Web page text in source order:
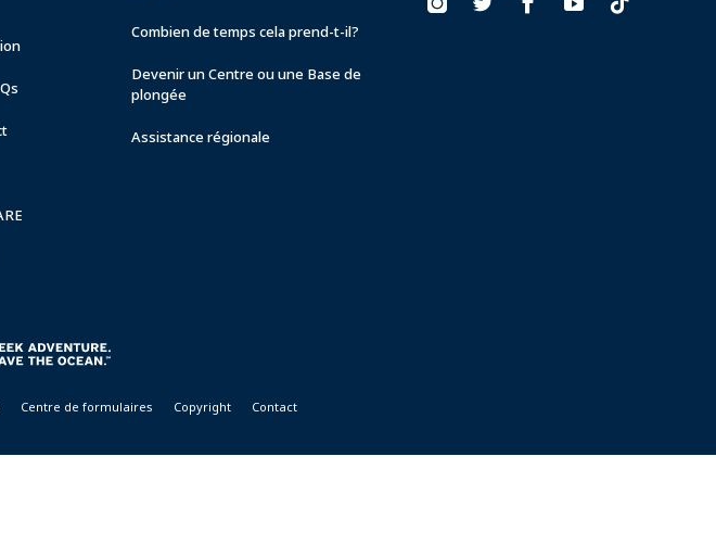
Combien de temps cela prend-t-il?
Devenir un Centre ou une Base de
plongée
Assistance régionale
Centre de formulaires Copyright Contact